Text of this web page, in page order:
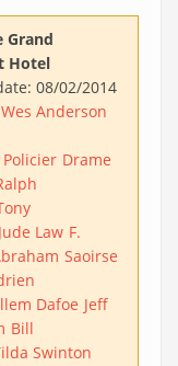
Grand
Hotel
08/02/2014
Wes Anderson
Policier Drame
Jude Law F.
Saoirse
Dafoe Jeff
Bill
Swinton